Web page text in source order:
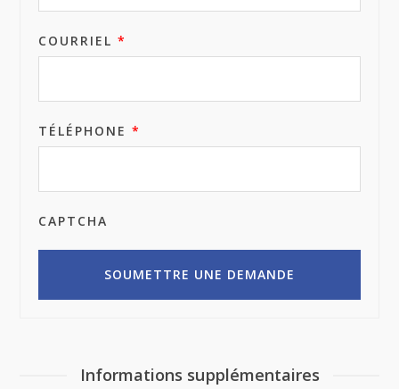
COURRIEL *
TÉLÉPHONE *
CAPTCHA
Informations supplémentaires